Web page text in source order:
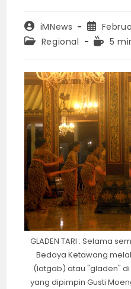
Post
author:
iMNews
Post
PostRegional
Reading
5
GLADEN TARI : Selama
Bedaya Ketawang
(latgab) atau "gladen"
yang dipimpin Gusti